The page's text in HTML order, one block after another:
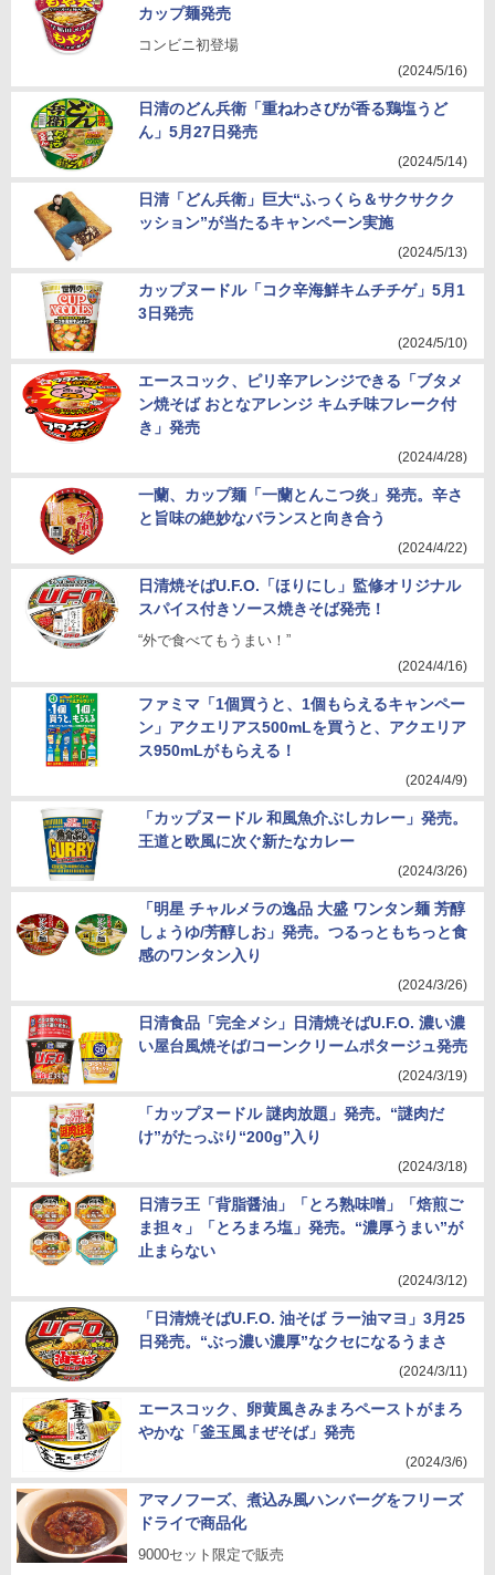
カップ麺発売
コンビニ初登場
(2024/5/16)
日清のどん兵衛「重ねわさびが香る鶏塩うど
ん」5月27日発売
(2024/5/14)
日清「どん兵衛」巨大“ふっくら＆サクサクク
ッション”が当たるキャンペーン実施
(2024/5/13)
カップヌードル「コク辛海鮮キムチチゲ」5月1
3日発売
(2024/5/10)
エースコック、ピリ辛アレンジできる「ブタメ
ン焼そば おとなアレンジ キムチ味フレーク付
き」発売
(2024/4/28)
一蘭、カップ麺「一蘭とんこつ炎」発売。辛さ
と旨味の絶妙なバランスと向き合う
(2024/4/22)
日清焼そばU.F.O.「ほりにし」監修オリジナル
スパイス付きソース焼きそば発売！
“外で食べてもうまい！”
(2024/4/16)
ファミマ「1個買うと、1個もらえるキャンペー
ン」アクエリアス500mLを買うと、アクエリア
ス950mLがもらえる！
(2024/4/9)
「カップヌードル 和風魚介ぶしカレー」発売。
王道と欧風に次ぐ新たなカレー
(2024/3/26)
「明星 チャルメラの逸品 大盛 ワンタン麺 芳醇
しょうゆ/芳醇しお」発売。つるっともちっと食
感のワンタン入り
(2024/3/26)
日清食品「完全メシ」日清焼そばU.F.O. 濃い濃
い屋台風焼そば/コーンクリームポタージュ発売
(2024/3/19)
「カップヌードル 謎肉放題」発売。“謎肉だ
け”がたっぷり“200g”入り
(2024/3/18)
日清ラ王「背脂醤油」「とろ熟味噌」「焙煎ご
ま担々」「とろまろ塩」発売。“濃厚うまい”が
止まらない
(2024/3/12)
「日清焼そばU.F.O. 油そば ラー油マヨ」3月25
日発売。“ぶっ濃い濃厚”なクセになるうまさ
(2024/3/11)
エースコック、卵黄風きみまろペーストがまろ
やかな「釜玉風まぜそば」発売
(2024/3/6)
アマノフーズ、煮込み風ハンバーグをフリーズ
ドライで商品化
9000セット限定で販売